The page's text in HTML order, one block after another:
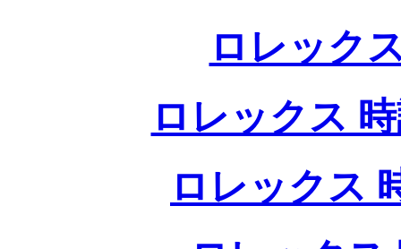
ロレック
ロレックス
ロレックス